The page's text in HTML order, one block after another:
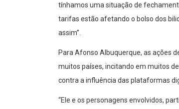
tínhamos uma situação de
tarifas estão afetando o bolso dos
assim”.
Para Afonso Albuquerque, as ações
muitos países, incitando em muitos
contra a influência das plataformas
“Ele e os personagens envolvidos,